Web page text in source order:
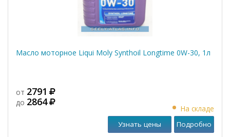
Масло моторное Liqui Moly Synthoil Longtime 0W-30, 1л
от 2791
до 2864
На складе
Узнать цены Подробно